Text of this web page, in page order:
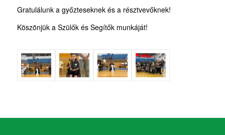
Gratulálunk a győzteseknek és a résztvevőknek!
Köszönjük a Szülők és Segítők munkáját!